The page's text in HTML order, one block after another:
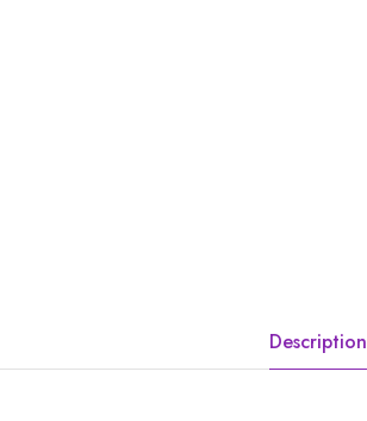
Description